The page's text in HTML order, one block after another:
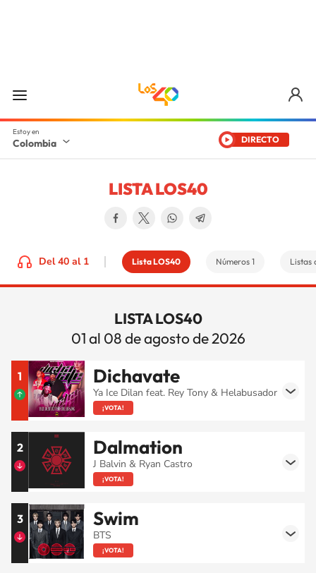
Colombia DIRECTO
LISTA LOS40
Del 40 al 1 Lista LOS40 Números 1 Listas
LISTA LOS40
01 al 08 de agosto de 2026
1 Dichavate
Ya Ice Dilan feat. Rey Tony & Helabusador
¡VOTA!
2 Dalmation
J Balvin & Ryan Castro
¡VOTA!
3 Swim
BTS
¡VOTA!